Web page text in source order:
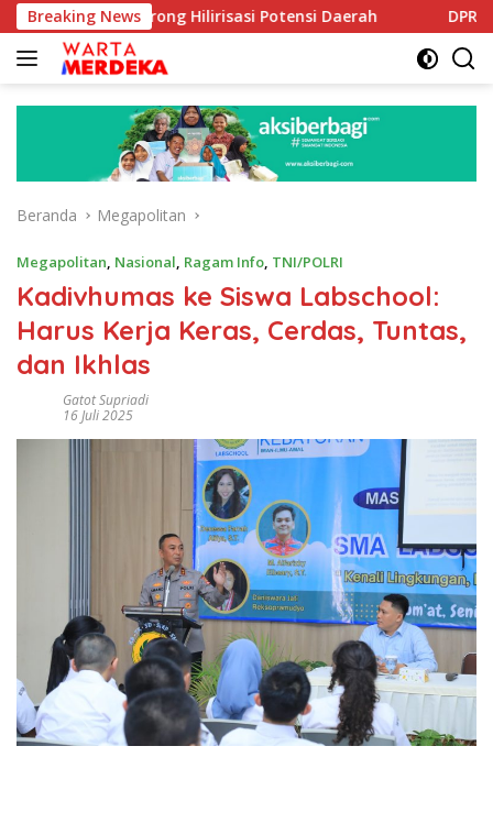
Langsung
ke
konten
Breaking News
Dorong Hilirisasi Potensi Daerah DPR Dorong
Beranda Megapolitan
Megapolitan, Nasional, Ragam Info, TNI/POLRI
Kadivhumas ke Siswa Labschool:
Harus Kerja Keras, Cerdas, Tuntas,
dan Ikhlas
Gatot Supriadi
16 Juli 2025